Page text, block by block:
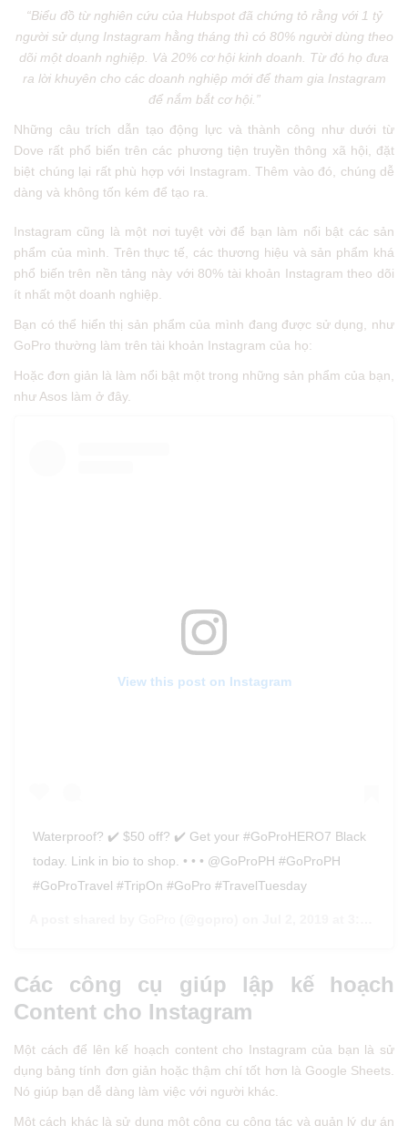
“Biểu đồ từ nghiên cứu của Hubspot đã chứng tỏ rằng với 1 tỷ
người sử dụng Instagram hằng tháng thì có 80% người dùng theo
dõi một doanh nghiệp. Và 20% cơ hội kinh doanh. Từ đó họ đưa
ra lời khuyên cho các doanh nghiệp mới để tham gia Instagram
để nắm bắt cơ hội.”
Những câu trích dẫn tạo động lực và thành công như dưới từ
Dove rất phổ biến trên các phương tiện truyền thông xã hội, đặt
biệt chúng lại rất phù hợp với Instagram. Thêm vào đó, chúng dễ
dàng và không tốn kém để tạo ra.
Instagram cũng là một nơi tuyệt vời để bạn làm nổi bật các sản
phẩm của mình. Trên thực tế, các thương hiệu và sản phẩm khá
phổ biến trên nền tảng này với 80% tài khoản Instagram theo dõi
ít ​​nhất một doanh nghiệp.
Bạn có thể hiển thị sản phẩm của mình đang được sử dụng, như
GoPro thường làm trên tài khoản Instagram của họ:
Hoặc đơn giản là làm nổi bật một trong những sản phẩm của bạn,
như Asos làm ở đây.
View this post on Instagram
Waterproof? ✔️ $50 off? ✔️ Get your #GoProHERO7 Black
today. Link in bio to shop. • • • @GoProPH #GoProPH
#GoProTravel #TripOn #GoPro #TravelTuesday
Các công cụ giúp lập kế hoạch
Content cho Instagram
Một cách để lên kế hoạch content cho Instagram của bạn là sử
dụng bảng tính đơn giản hoặc thậm chí tốt hơn là Google Sheets.
Nó giúp bạn dễ dàng làm việc với người khác.
Một cách khác là sử dụng một công cụ cộng tác và quản lý dự án